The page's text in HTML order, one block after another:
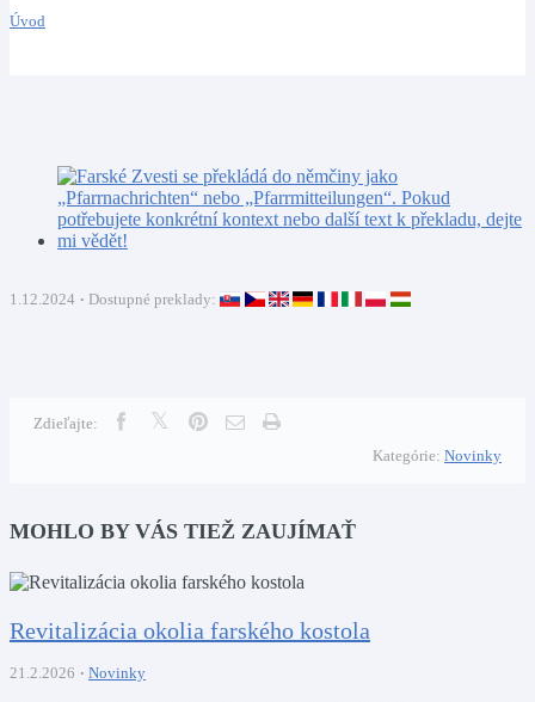
Úvod
1.12.2024 Dostupné preklady:
Zdieľajte:
Kategórie: Novinky
MOHLO BY VÁS TIEŽ ZAUJÍMAŤ
Revitalizácia okolia farského kostola
21.2.2026 Novinky